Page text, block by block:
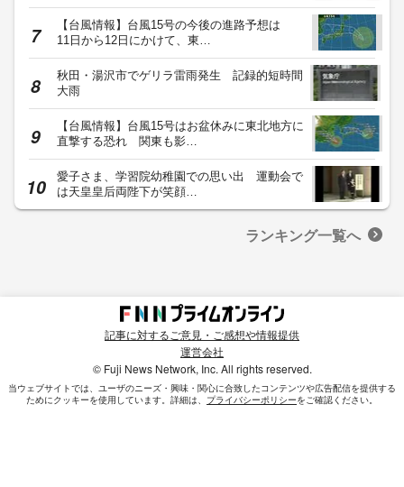
【台風情報】台風15号の今後の進路予想は
11日から12日にかけて、東…
秋田・湯沢市でゲリラ雷雨発生 記録的短時間
大雨
【台風情報】台風15号はお盆休みに東北地方に
直撃する恐れ 関東も影…
愛子さま、学習院幼稚園での思い出 運動会で
は天皇皇后両陛下が笑顔…
ランキング一覧へ
記事に対するご意見・ご感想や情報提供
運営会社
© Fuji News Network, Inc. All rights reserved.
当ウェブサイトでは、ユーザのニーズ・興味・関⼼に合致したコンテンツや広告配信を提供する
ためにクッキーを使⽤しています。詳細は、 プライバシーポリシーをご確認ください。